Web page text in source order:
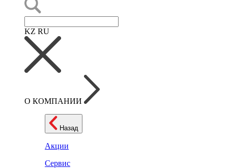
KZ RU
О КОМПАНИИ
Назад
Акции
Сервис